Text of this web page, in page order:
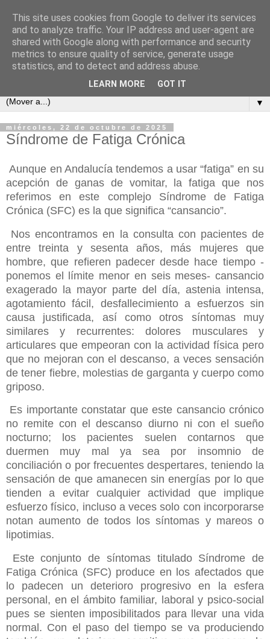
COSAS MIAS
Cuaderno de apuntes, opiniones, reflexiones y embustes de
Celso Pareja-Obregón López-Pazo y familia.
▼
miércoles, 22 de octubre de 2025
Síndrome de Fatiga Crónica
Aunque en Andalucía tendemos a usar “fatiga” en su
acepción de ganas de vomitar, la fatiga que nos
referimos en este complejo Síndrome de Fatiga
Crónica (SFC) es la que significa “cansancio”.
Nos encontramos en la consulta con pacientes de
entre treinta y sesenta años, más mujeres que
hombre, que refieren padecer desde hace tiempo -
ponemos el límite menor en seis meses- cansancio
exagerado la mayor parte del día, astenia intensa,
agotamiento fácil, desfallecimiento a esfuerzos sin
causa justificada, así como otros síntomas muy
similares y recurrentes: dolores musculares y
articulares que empeoran con la actividad física pero
que no mejoran con el descanso, a veces sensación
de tener fiebre, molestias de garganta y cuerpo como
griposo.
Es importante constatar que este cansancio crónico
no remite con el descanso diurno ni con el sueño
nocturno; los pacientes suelen contarnos que
duermen muy mal ya sea por insomnio de
conciliación o por frecuentes despertares, teniendo la
sensación de que amanecen sin energías por lo que
tienden a evitar cualquier actividad que implique
esfuerzo físico, incluso a veces solo con incorporarse
notan aumento de todos los síntomas y mareos o
lipotimias.
Este conjunto de síntomas titulado Síndrome de
Fatiga Crónica (SFC) produce en los afectados que
lo padecen un deterioro progresivo en la esfera
personal, en el ámbito familiar, laboral y psico-social
pues se sienten imposibilitados para llevar una vida
normal. Con el paso del tiempo se va produciendo
This site uses cookies from Google to deliver its services
and to analyze traffic. Your IP address and user-agent are
shared with Google along with performance and security
metrics to ensure quality of service, generate usage
statistics, and to detect and address abuse.
LEARN MORE GOT IT